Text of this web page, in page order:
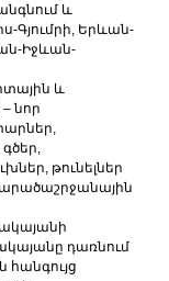
և
Գյումրի, Երևան-
Իջևան-
և
նոր
թունելներ
դառնում
հանգույց